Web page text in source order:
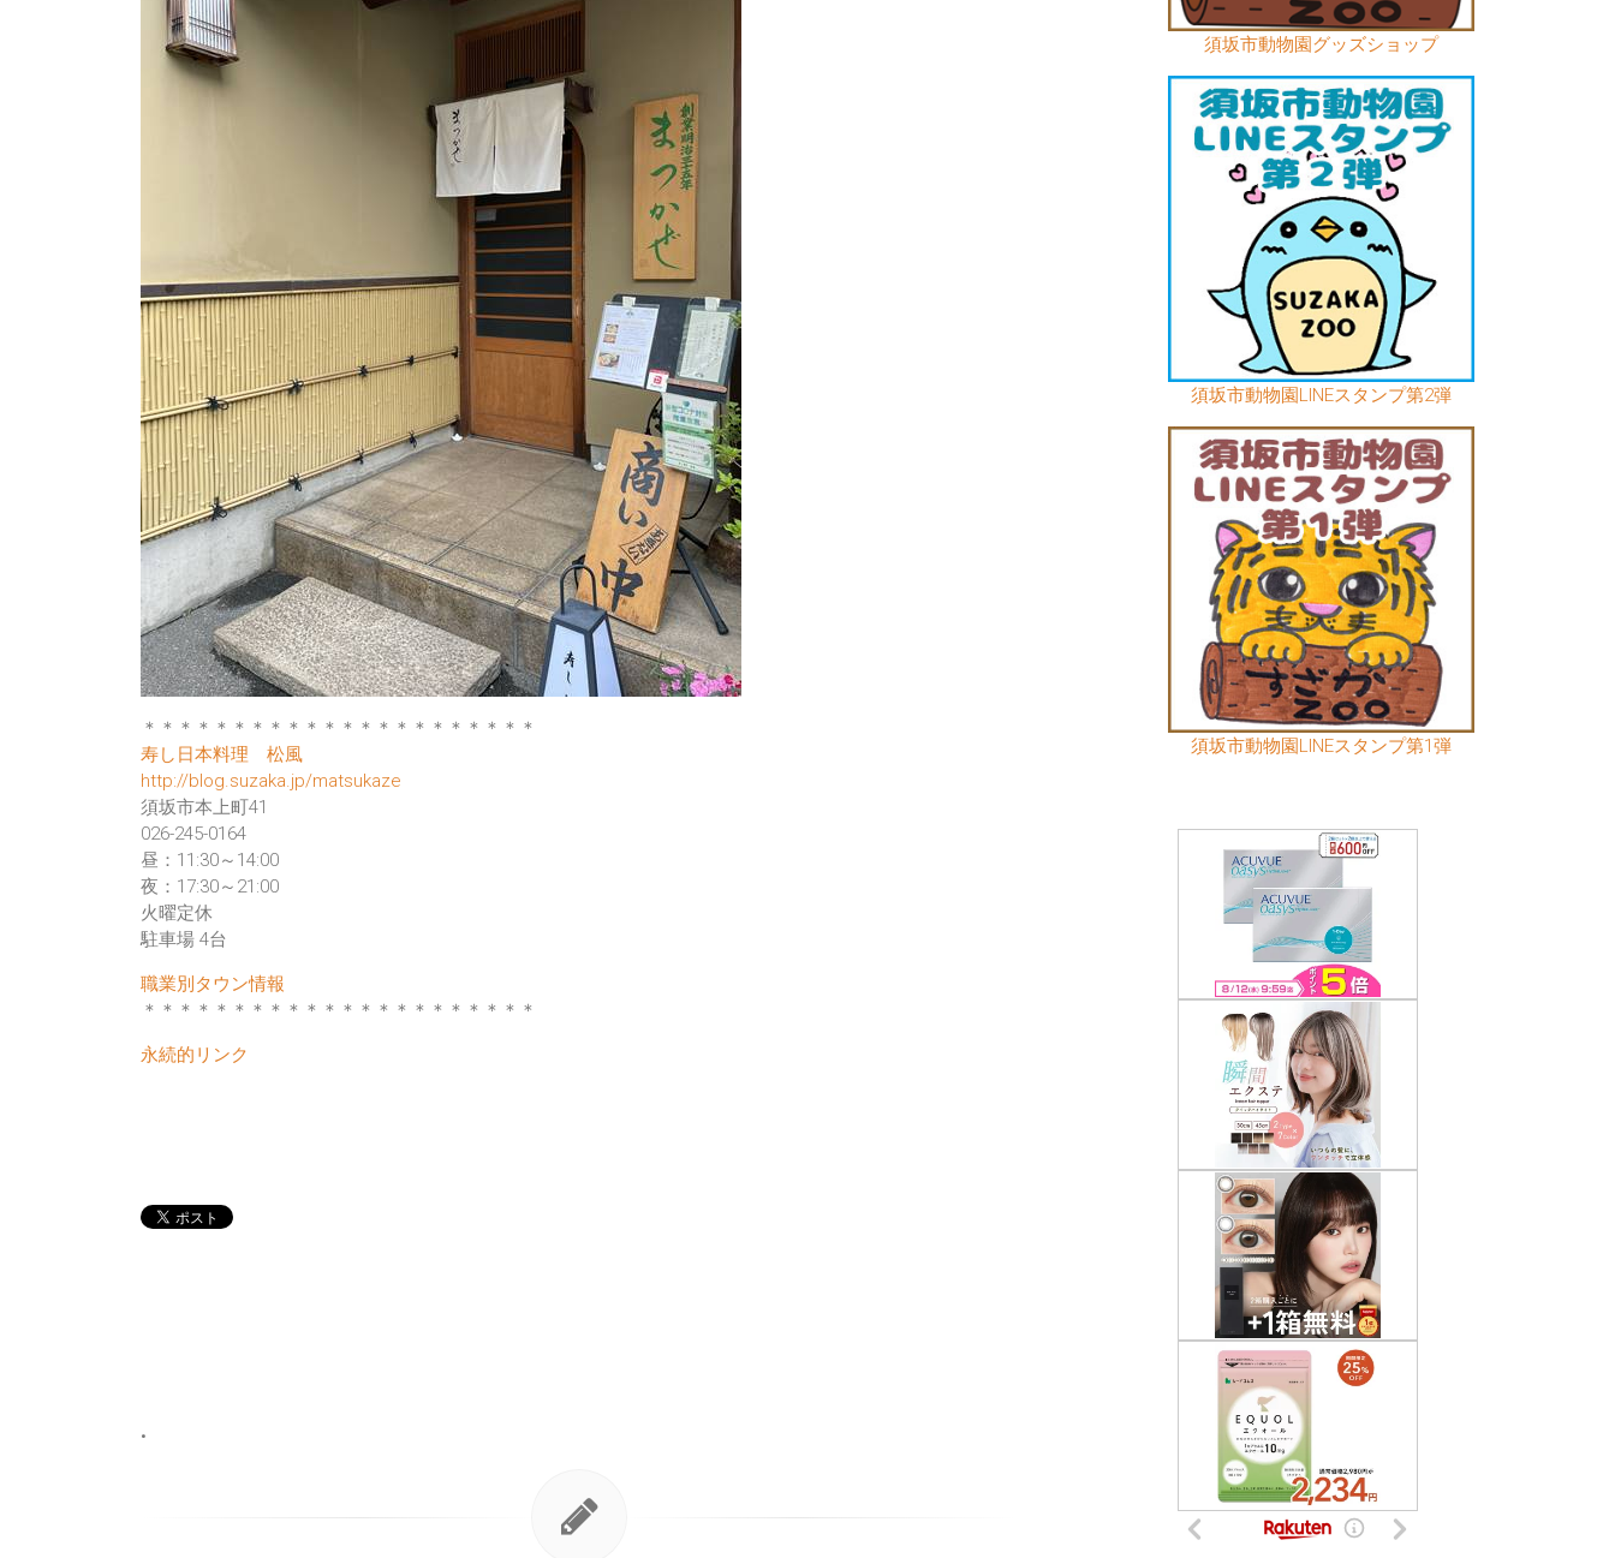
＊＊＊＊＊＊＊＊＊＊＊＊＊＊＊＊＊＊＊＊＊＊
寿し日本料理 松風
http://blog.suzaka.jp/matsukaze
須坂市本上町41
026-245-0164
昼：11:30～14:00
夜：17:30～21:00
火曜定休
駐車場 4台
職業別タウン情報
＊＊＊＊＊＊＊＊＊＊＊＊＊＊＊＊＊＊＊＊＊＊
永続的リンク
•
須坂市動物園グッズショップ
須坂市動物園LINEスタンプ第2弾
須坂市動物園LINEスタンプ第1弾